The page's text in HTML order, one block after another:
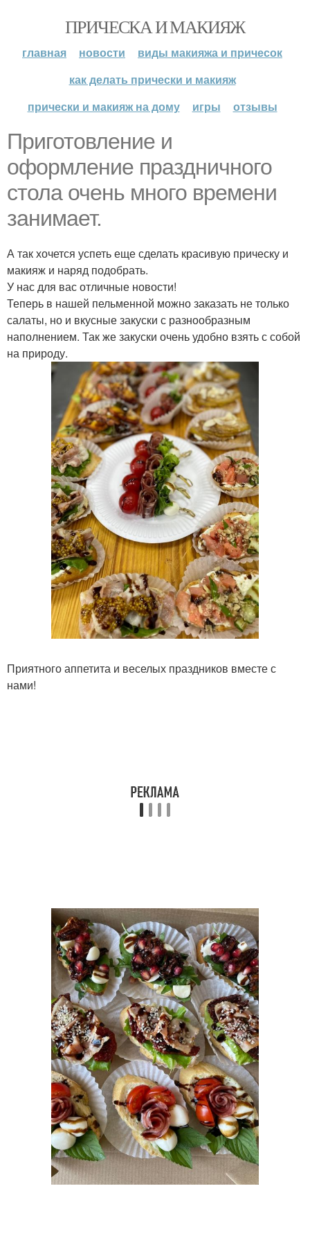
ПРИЧЕСКА И МАКИЯЖ
главная новости
виды макияжа и причесок
как делать прически и макияж
прически и макияж на дому
игры отзывы
Приготовление и
оформление праздничного
стола очень много времени
занимает.
А так хочется успеть еще сделать красивую прическу и
макияж и наряд подобрать.
У нас для вас отличные новости!
Теперь в нашей пельменной можно заказать не только
салаты, но и вкусные закуски с разнообразным
наполнением. Так же закуски очень удобно взять с собой
на природу.
Приятного аппетита и веселых праздников вместе с
нами!